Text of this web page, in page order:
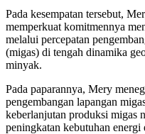
Pada kesempatan tersebut,
memperkuat komitmennya
melalui percepatan
(migas) di tengah dinamika
minyak.
Pada paparannya, Mery
pengembangan lapangan
keberlanjutan produksi migas
peningkatan kebutuhan energi